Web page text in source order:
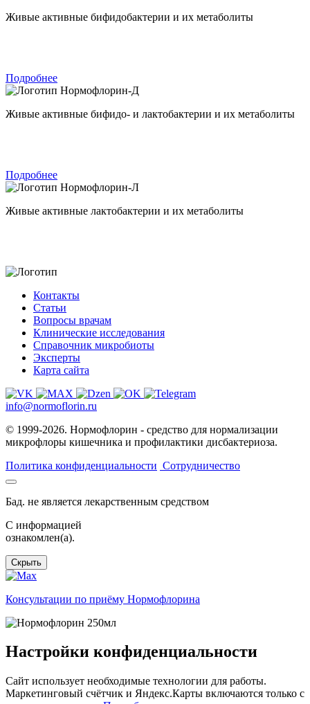
Живые активные бифидобактерии и их метаболиты
Подробнее
Нормофлорин-Д
Живые активные бифидо- и лактобактерии и их метаболиты
Подробнее
Нормофлорин-Л
Живые активные лактобактерии и их метаболиты
Контакты
Статьи
Вопросы врачам
Клинические исследования
Справочник микробиоты
Эксперты
Карта сайта
info@normoflorin.ru
© 1999-2026. Нормофлорин - средство для нормализации
микрофлоры кишечника и профилактики дисбактериоза.
Политика конфиденциальности Сотрудничество
Бад. не является лекарственным средством
C информацией
ознакомлен(а).
Скрыть
Консультации по приёму Нормофлорина
Настройки конфиденциальности
Сайт использует необходимые технологии для работы.
Маркетинговый счётчик и Яндекс.Карты включаются только с